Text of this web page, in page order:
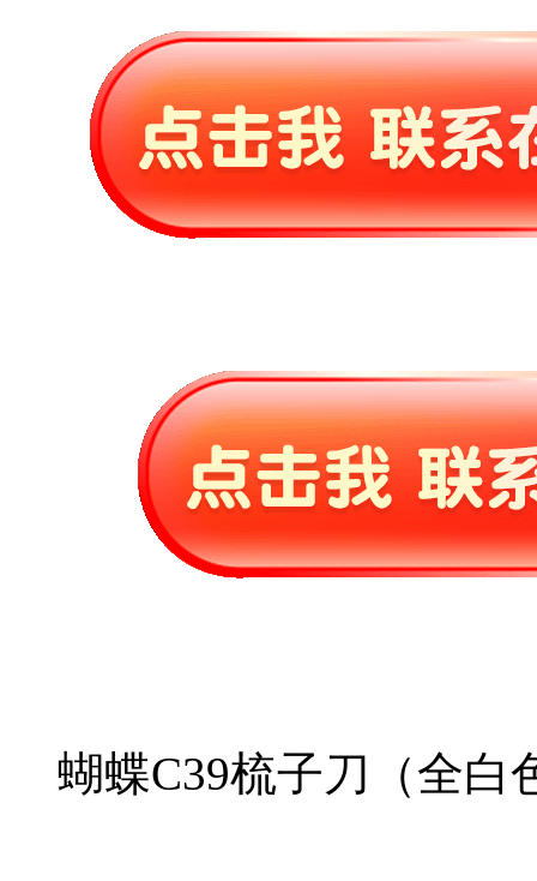
蝴蝶C39梳子刀（全白